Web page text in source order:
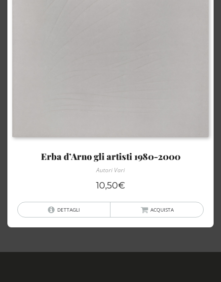
Erba d’Arno gli artisti 1980-2000
Autori Vari
10,50€
DETTAGLI ACQUISTA